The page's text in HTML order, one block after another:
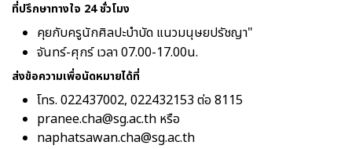
ที่ปรึกษาทางใจ 24 ชั่วโมง
คุยกับครูนักศิลปะบำบัด แนวมนุษยปรัชญา"
จันทร์-ศุกร์ เวลา 07.00-17.00น.
ส่งข้อความเพื่อนัดหมายได้ที่
โทร. 022437002, 022432153 ต่อ 8115
pranee.cha@sg.ac.th หรือ
naphatsawan.cha@sg.ac.th